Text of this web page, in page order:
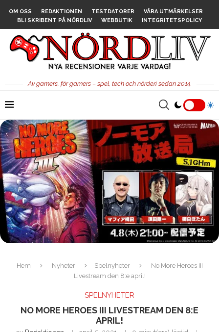
OM OSS REDAKTIONEN TESTDATORER
VÅRA UTMÄRKELSER
BLI SKRIBENT PÅ NÖRDLIV
WEBBUTIK INTEGRITETSPOLICY
Av gamers, för gamers – spel, tech och nörderi sedan 2014.
Hem Nyheter Spelnyheter
No More Heroes III
Livestream den 8:e april!
SPELNYHETER
NO MORE HEROES III LIVESTREAM DEN 8:E
APRIL!